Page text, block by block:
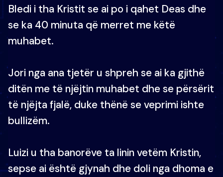
Bledi i tha Kristit se ai po i qahet Deas dhe
se ka 40 minuta që merret me këtë
muhabet.
Jori nga ana tjetër u shpreh se ai ka gjithë
ditën me të njëjtin muhabet dhe se përsërit
të njëjta fjalë, duke thënë se veprimi ishte
bullizëm.
Luizi u tha banorëve ta linin vetëm Kristin,
sepse ai është gjynah dhe doli nga dhoma e